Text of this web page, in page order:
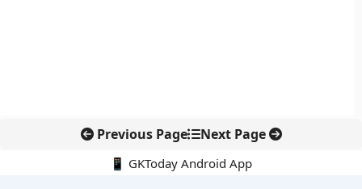
Previous Page Next Page
📱 GKToday Android App